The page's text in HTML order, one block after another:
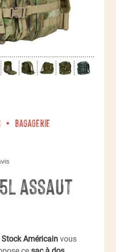
Bagagerie
assaut
Stock Américain vous